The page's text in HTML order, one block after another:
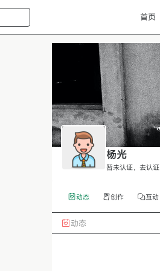
首页
杨光
暂未认证，去认证
动态 创作 互动
动态